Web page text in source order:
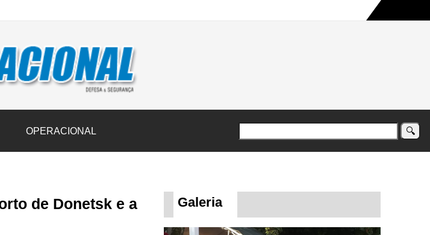
de donativos ao Rio Grande do Sul na maior campanha humanitária já registrada no país
OPERACIONAL
de Donetsk e a
Galeria